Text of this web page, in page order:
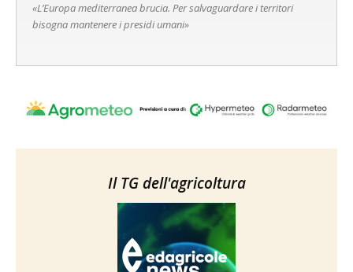
«L’Europa mediterranea brucia. Per salvaguardare i territori
bisogna mantenere i presidi umani»
Il TG dell'agricoltura